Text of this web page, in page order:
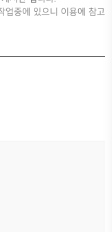
업중에 있으니 이용에 참고